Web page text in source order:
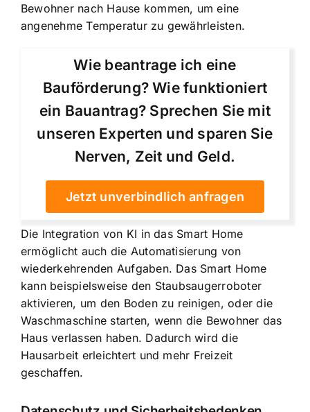
Bewohner nach Hause kommen, um eine
angenehme Temperatur zu gewährleisten.
Wie beantrage ich eine
Bauförderung? Wie funktioniert
ein Bauantrag? Sprechen Sie mit
unseren Experten und sparen Sie
Nerven, Zeit und Geld.
Jetzt unverbindlich anfragen
Die Integration von KI in das Smart Home
ermöglicht auch die Automatisierung von
wiederkehrenden Aufgaben. Das Smart Home
kann beispielsweise den Staubsaugerroboter
aktivieren, um den Boden zu reinigen, oder die
Waschmaschine starten, wenn die Bewohner das
Haus verlassen haben. Dadurch wird die
Hausarbeit erleichtert und mehr Freizeit
geschaffen.